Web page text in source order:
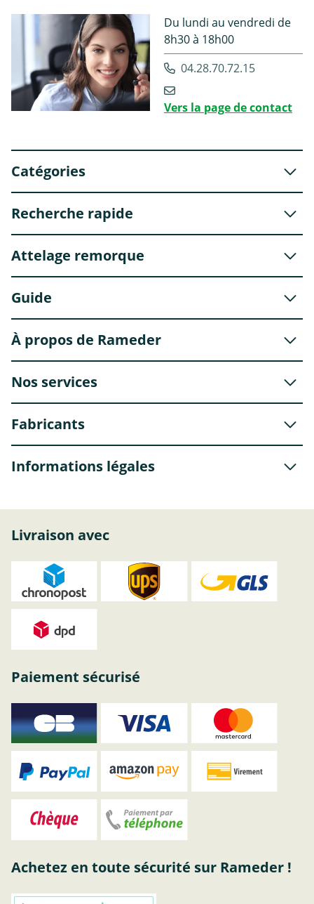
Du lundi au vendredi de
8h30 à 18h00
04.28.70.72.15
Vers la page de contact
Catégories
Recherche rapide
Attelage remorque
Guide
À propos de Rameder
Nos services
Fabricants
Informations légales
Livraison avec
Paiement sécurisé
Achetez en toute sécurité sur Rameder !